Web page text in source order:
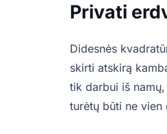
Privati
Didesnės
skirti atskirą
tik darbui iš
turėtų būti ne